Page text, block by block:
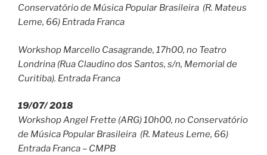
Conservatório de Música Popular Brasileira (R. Mateus
Leme, 66) Entrada Franca
Workshop Marcello Casagrande, 17h00, no Teatro
Londrina (Rua Claudino dos Santos, s/n, Memorial de
Curitiba). Entrada Franca
19/07/ 2018
Workshop Angel Frette (ARG) 10h00, no Conservatório
de Música Popular Brasileira (R. Mateus Leme, 66)
Entrada Franca – CMPB